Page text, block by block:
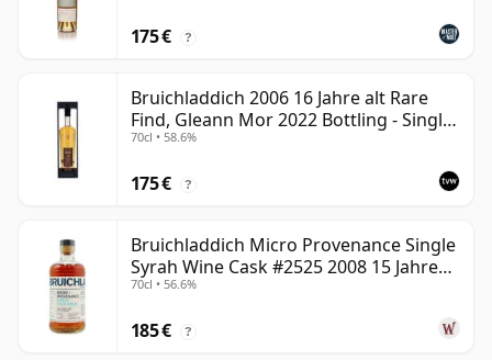
175 € ?
Bruichladdich 2006 16 Jahre alt Rare
Find, Gleann Mor 2022 Bottling - Single
Cask 1373
70cl • 58.6%
175 € ?
Bruichladdich Micro Provenance Single
Syrah Wine Cask #2525 2008 15 Jahre
alt
70cl • 56.6%
185 € ?